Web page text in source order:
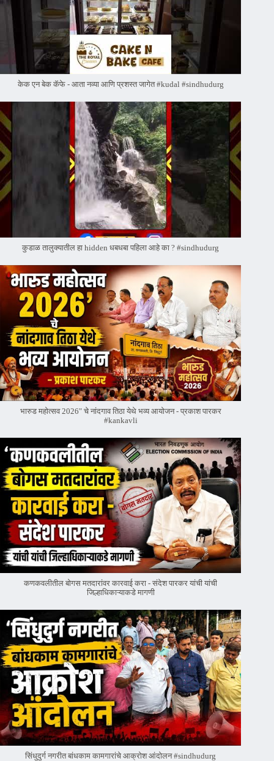
केक एन बेक कॅफे - आता नव्या आणि प्रशस्त जागेत #kudal #sindhudurg
कुडाळ तालुक्यातील हा hidden धबधबा पहिला आहे का ? #sindhudurg
भारुड महोत्सव 2026" चे नांदगाव तिठा येथे भव्य आयोजन - प्रकाश पारकर
#kankavli
कणकवलीतील बोगस मतदारांवर‌ कारवाई करा - संदेश पारकर यांची यांची
जिल्हाधिकाऱ्याकडे मागणी
सिंधुदुर्ग नगरीत बांधकाम कामगारांचे आक्रोश आंदोलन #sindhudurg